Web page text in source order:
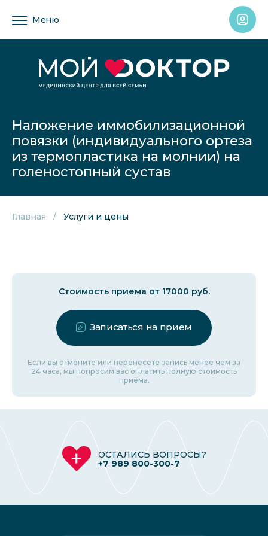
Меню
Наложение иммобилизационной
повязки (индивидуального ортеза
из термопластика на молнии) на
голеностопный сустав
Главная Услуги и цены
Стоимость приема от 17000 руб.
Записаться на прием
Если вы отмените или перенесете запись менее чем за
24 часа, мы попросим вас оплатить полную стоимость
приёма.
ОСТАЛИСЬ ВОПРОСЫ?
+7 989 800-300-7